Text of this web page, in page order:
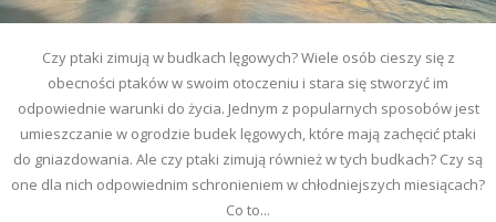
Czy ptaki zimują w budkach lęgowych? Wiele osób cieszy się z
obecności ptaków w swoim otoczeniu i stara się stworzyć im
odpowiednie warunki do życia. Jednym z popularnych sposobów jest
umieszczanie w ogrodzie budek lęgowych, które mają zachęcić ptaki
do gniazdowania. Ale czy ptaki zimują również w tych budkach? Czy są
one dla nich odpowiednim schronieniem w chłodniejszych miesiącach?
Co to...